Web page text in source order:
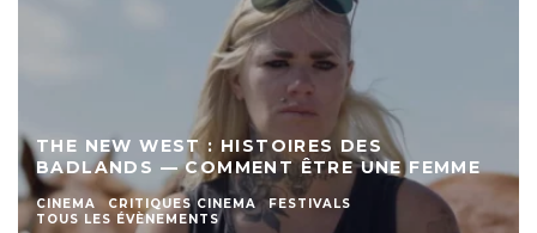
THE NEW WEST : HISTOIRES DES
BADLANDS — COMMENT ÊTRE UNE FEMME
CINEMA CRITIQUES CINEMA
FESTIVALS
TOUS LES ÉVÈNEMENTS